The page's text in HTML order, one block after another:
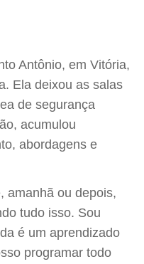
Antônio, em Vitória,
Ela deixou as salas
de segurança
acumulou
abordagens e
amanhã ou depois,
tudo isso. Sou
é um aprendizado
programar todo